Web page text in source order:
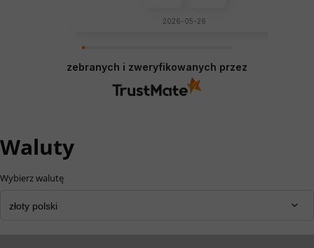
2026-05-26
zebranych i zweryfikowanych przez
Waluty
Wybierz walutę